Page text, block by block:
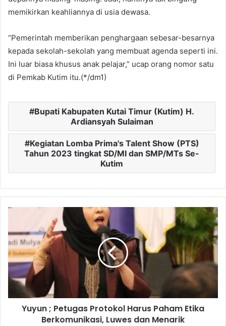
memikirkan keahliannya di usia dewasa.
“Pemerintah memberikan penghargaan sebesar-besarnya
kepada sekolah-sekolah yang membuat agenda seperti ini.
Ini luar biasa khusus anak pelajar,” ucap orang nomor satu
di Pemkab Kutim itu.(*/dm1)
Bupati Kabupaten Kutai Timur (Kutim) H.
Ardiansyah Sulaiman
Kegiatan Lomba Prima's Talent Show (PTS)
Tahun 2023 tingkat SD/MI dan SMP/MTs Se-
Kutim
Yuyun ; Petugas Protokol Harus Paham Etika
Berkomunikasi, Luwes dan Menarik